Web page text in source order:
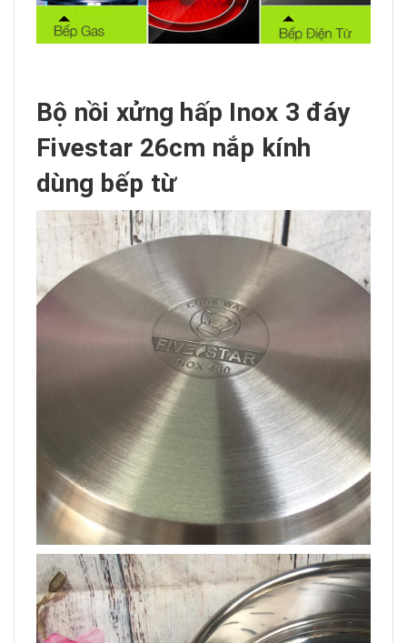
Bộ nồi xửng hấp Inox 3 đáy
Fivestar 26cm nắp kính
dùng bếp từ​